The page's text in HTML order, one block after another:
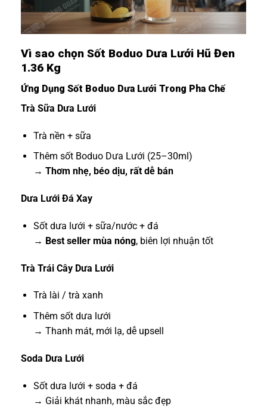
Vì sao chọn Sốt Boduo Dưa Lưới Hũ Đen
1.36 Kg
Ứng Dụng Sốt Boduo Dưa Lưới Trong Pha Chế
Trà Sữa Dưa Lưới
Trà nền + sữa
Thêm sốt Boduo Dưa Lưới (25–30ml)
→ Thơm nhẹ, béo dịu, rất dễ bán
Dưa Lưới Đá Xay
Sốt dưa lưới + sữa/nước + đá
→ Best seller mùa nóng, biên lợi nhuận tốt
Trà Trái Cây Dưa Lưới
Trà lài / trà xanh
Thêm sốt dưa lưới
→ Thanh mát, mới lạ, dễ upsell
Soda Dưa Lưới
Sốt dưa lưới + soda + đá
→ Giải khát nhanh, màu sắc đẹp